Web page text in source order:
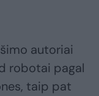
autoriai
robotai pagal
taip pat